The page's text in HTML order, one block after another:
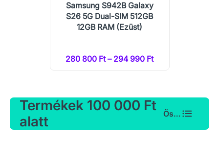
Samsung S942B Galaxy
S26 5G Dual-SIM 512GB
12GB RAM (Ezüst)
280 800 Ft – 294 990 Ft
Termékek 100 000 Ft
alatt
Összes